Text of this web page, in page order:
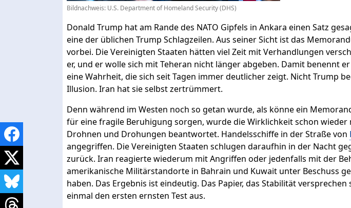
Bildnachweis: U.S. Department of Homeland Security (DHS)
Donald Trump hat am Rande des NATO Gipfels in Ankara einen Satz
eine der üblichen Trump Schlagzeilen. Aus seiner Sicht ist das
vorbei. Die Vereinigten Staaten hätten viel Zeit mit Verhandlungen
er, und er wolle sich mit Teheran nicht länger abgeben. Damit benennt
eine Wahrheit, die sich seit Tagen immer deutlicher zeigt. Nicht Trump
Illusion. Iran hat sie selbst zertrümmert.
Denn während im Westen noch so getan wurde, als könne ein
für eine fragile Beruhigung sorgen, wurde die Wirklichkeit schon wieder
Drohnen und Drohungen beantwortet. Handelsschiffe in der Straße von
angegriffen. Die Vereinigten Staaten schlugen daraufhin in der Nacht
zurück. Iran reagierte wiederum mit Angriffen oder jedenfalls mit der
amerikanische Militärstandorte in Bahrain und Kuwait unter Beschuss
haben. Das Ergebnis ist eindeutig. Das Papier, das Stabilität
einmal den ersten ernsten Test aus.